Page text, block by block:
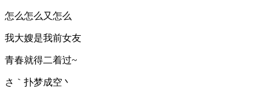
怎么怎么又怎么
我大嫂是我前女友
青春就得二着过~
さ｀扑梦成空丶